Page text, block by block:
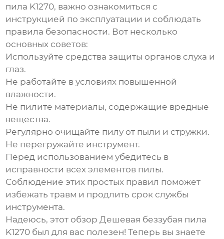
пила K1270, важно ознакомиться с
инструкцией по эксплуатации и соблюдать
правила безопасности. Вот несколько
основных советов:
Используйте средства защиты органов слуха и
глаз.
Не работайте в условиях повышенной
влажности.
Не пилите материалы, содержащие вредные
вещества.
Регулярно очищайте пилу от пыли и стружки.
Не перегружайте инструмент.
Перед использованием убедитесь в
исправности всех элементов пилы.
Соблюдение этих простых правил поможет
избежать травм и продлить срок службы
инструмента.
Надеюсь, этот обзорДешевая беззубая пила
K1270 был для вас полезен! Теперь вы знаете